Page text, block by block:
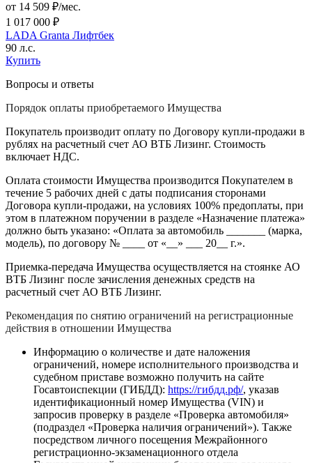
от 14 509 ₽/мес.
1 017 000 ₽
LADA Granta Лифтбек
90 л.с.
Купить
Вопросы и ответы
Порядок оплаты приобретаемого Имущества
Покупатель производит оплату по Договору купли-продажи в
рублях на расчетный счет АО ВТБ Лизинг. Стоимость
включает НДС.
Оплата стоимости Имущества производится Покупателем в
течение 5 рабочих дней с даты подписания сторонами
Договора купли-продажи, на условиях 100% предоплаты, при
этом в платежном поручении в разделе «Назначение платежа»
должно быть указано: «Оплата за автомобиль _______ (марка,
модель), по договору № ____ от «__» ___ 20__ г.».
Приемка-передача Имущества осуществляется на стоянке АО
ВТБ Лизинг после зачисления денежных средств на
расчетный счет АО ВТБ Лизинг.
Рекомендация по снятию ограничений на регистрационные
действия в отношении Имущества
Информацию о количестве и дате наложения
ограничений, номере исполнительного производства и
судебном приставе возможно получить на сайте
Госавтоиспекции (ГИБДД): https://гибдд.рф/, указав
идентификационный номер Имущества (VIN) и
запросив проверку в разделе «Проверка автомобиля»
(подраздел «Проверка наличия ограничений»). Также
посредством личного посещения Межрайонного
регистрационно-экзаменационного отдела